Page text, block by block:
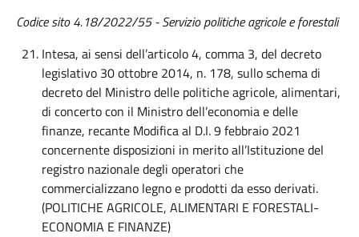
Codice sito 4.18/2022/55 - Servizio politiche agricole e forestali
Intesa, ai sensi dell’articolo 4, comma 3, del decreto
legislativo 30 ottobre 2014, n. 178, sullo schema di
decreto del Ministro delle politiche agricole, alimentari,
di concerto con il Ministro dell’economia e delle
finanze, recante Modifica al D.I. 9 febbraio 2021
concernente disposizioni in merito all’Istituzione del
registro nazionale degli operatori che
commercializzano legno e prodotti da esso derivati.
(POLITICHE AGRICOLE, ALIMENTARI E FORESTALI-
ECONOMIA E FINANZE)